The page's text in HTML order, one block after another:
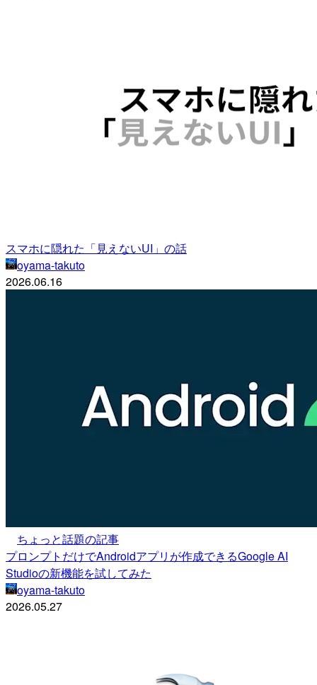
スマホに隠れた「見えないUI」の話
oyama-takuto
2026.06.16
ちょっと話題の記事
プロンプトだけでAndroidアプリが作成できるGoogle AI
Studioの新機能を試してみた
oyama-takuto
2026.05.27